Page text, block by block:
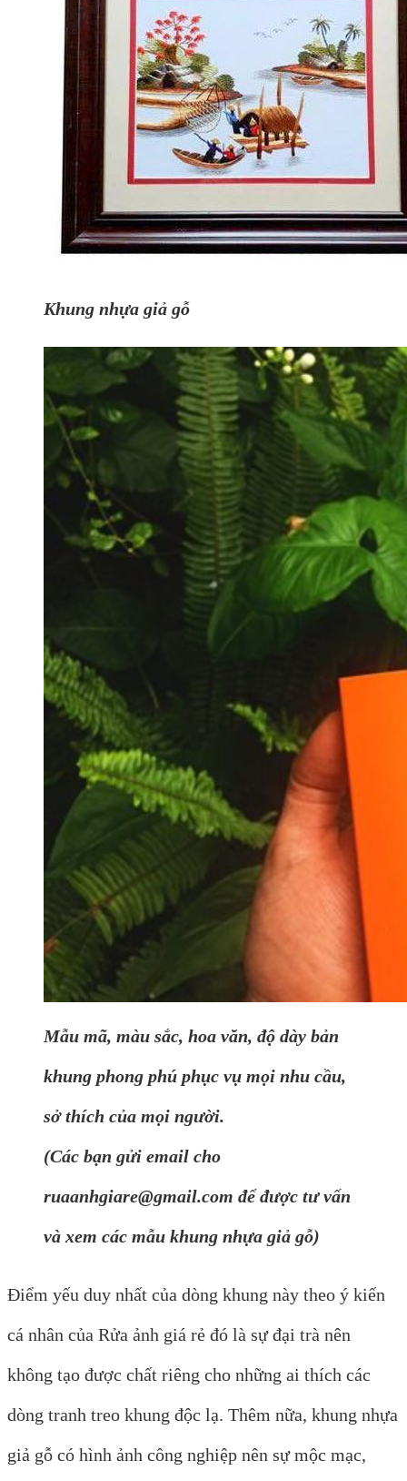
Khung nhựa giả gỗ
Mẫu mã, màu sắc, hoa văn, độ dày bản
khung phong phú phục vụ mọi nhu cầu,
sở thích của mọi người.
(Các bạn gửi email cho
ruaanhgiare@gmail.com để được tư vấn
và xem các mẫu khung nhựa giả gỗ)
Điểm yếu duy nhất của dòng khung này theo ý kiến
cá nhân của Rửa ảnh giá rẻ đó là sự đại trà nên
không tạo được chất riêng cho những ai thích các
dòng tranh treo khung độc lạ. Thêm nữa, khung nhựa
giả gỗ có hình ảnh công nghiệp nên sự mộc mạc,